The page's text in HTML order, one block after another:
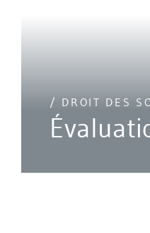
/ DROIT DES